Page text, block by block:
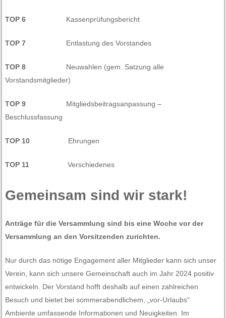
TOP 6 Kassenprüfungsbericht
TOP 7 Entlastung des Vorstandes
TOP 8
Neuwahlen (gem. Satzung alle
Vorstandsmitglieder)
TOP 9 Mitgliedsbeitragsanpassung –
Beschlussfassung
TOP 10 Ehrungen
TOP 11 Verschiedenes
Gemeinsam sind wir stark!
Anträge für die Versammlung sind bis eine Woche vor der
Versammlung an den Vorsitzenden zurichten.
Nur durch das nötige Engagement aller Mitglieder kann sich unser
Verein, kann sich unsere Gemeinschaft auch im Jahr 2024 positiv
entwickeln. Der Vorstand hofft deshalb auf einen zahlreichen
Besuch und bietet bei sommerabendlichem, „vor-Urlaubs“
Ambiente umfassende Informationen und Neuigkeiten. Im